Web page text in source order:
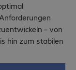
– von
hin zum stabilen